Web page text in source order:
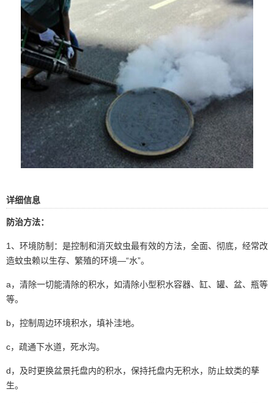
详细信息
防治方法：
1、环境防制：是控制和消灭蚊虫最有效的方法，全面、彻底，经常改
造蚊虫赖以生存、繁殖的环境—“水”。
a，清除一切能清除的积水，如清除小型积水容器、缸、罐、盆、瓶等
等。
b，控制周边环境积水，填补洼地。
c，疏通下水道，死水沟。
d，及时更换盆景托盘内的积水，保持托盘内无积水，防止蚊类的孳
生。